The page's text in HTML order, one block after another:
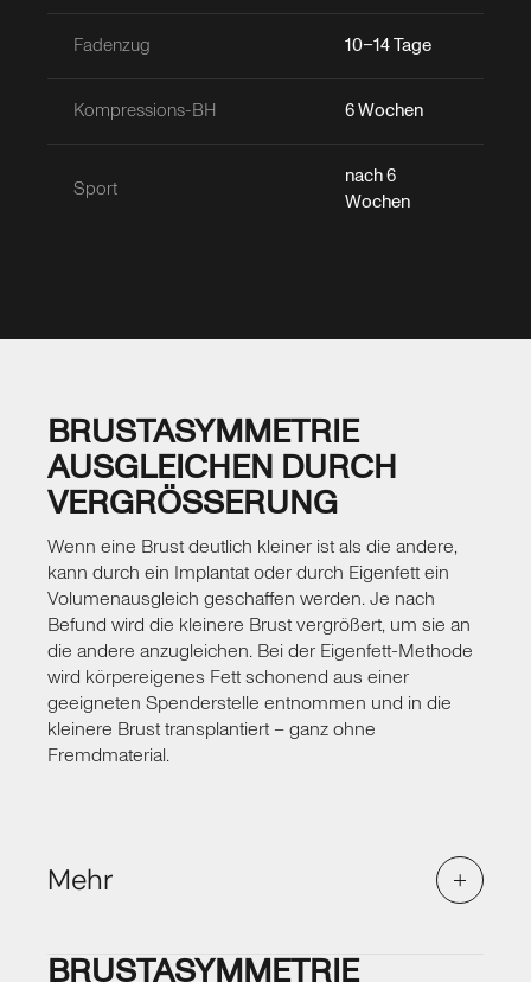
Fadenzug 10–14 Tage
Kompressions-BH 6 Wochen
Sport
nach 6
Wochen
BRUSTASYMMETRIE
AUSGLEICHEN DURCH
VERGRÖSSERUNG
Wenn eine Brust deutlich kleiner ist als die andere,
kann durch ein Implantat oder durch Eigenfett ein
Volumenausgleich geschaffen werden. Je nach
Befund wird die kleinere Brust vergrößert, um sie an
die andere anzugleichen. Bei der Eigenfett-Methode
wird körpereigenes Fett schonend aus einer
geeigneten Spenderstelle entnommen und in die
kleinere Brust transplantiert – ganz ohne
Fremdmaterial.
Mehr
hängt von der Größe des Unterschieds und Ihren
BRUSTASYMMETRIE